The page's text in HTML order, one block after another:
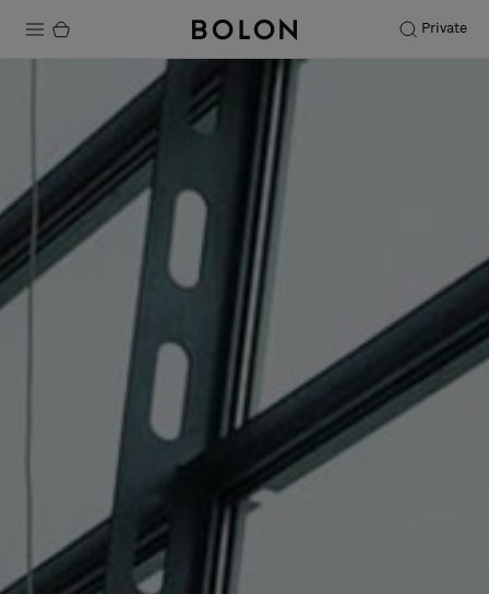
Private
Productos
Projects
Sostenibilidad
Instalación
Mantenimiento
Colaboraciones con diseñadores
Contáctanos
Pattern Tile Tool
Image & Material Bank